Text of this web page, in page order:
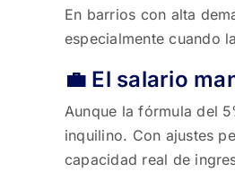
En barrios con alta
especialmente cuando
💼 El salario
Aunque la fórmula del
inquilino. Con ajustes
capacidad real de